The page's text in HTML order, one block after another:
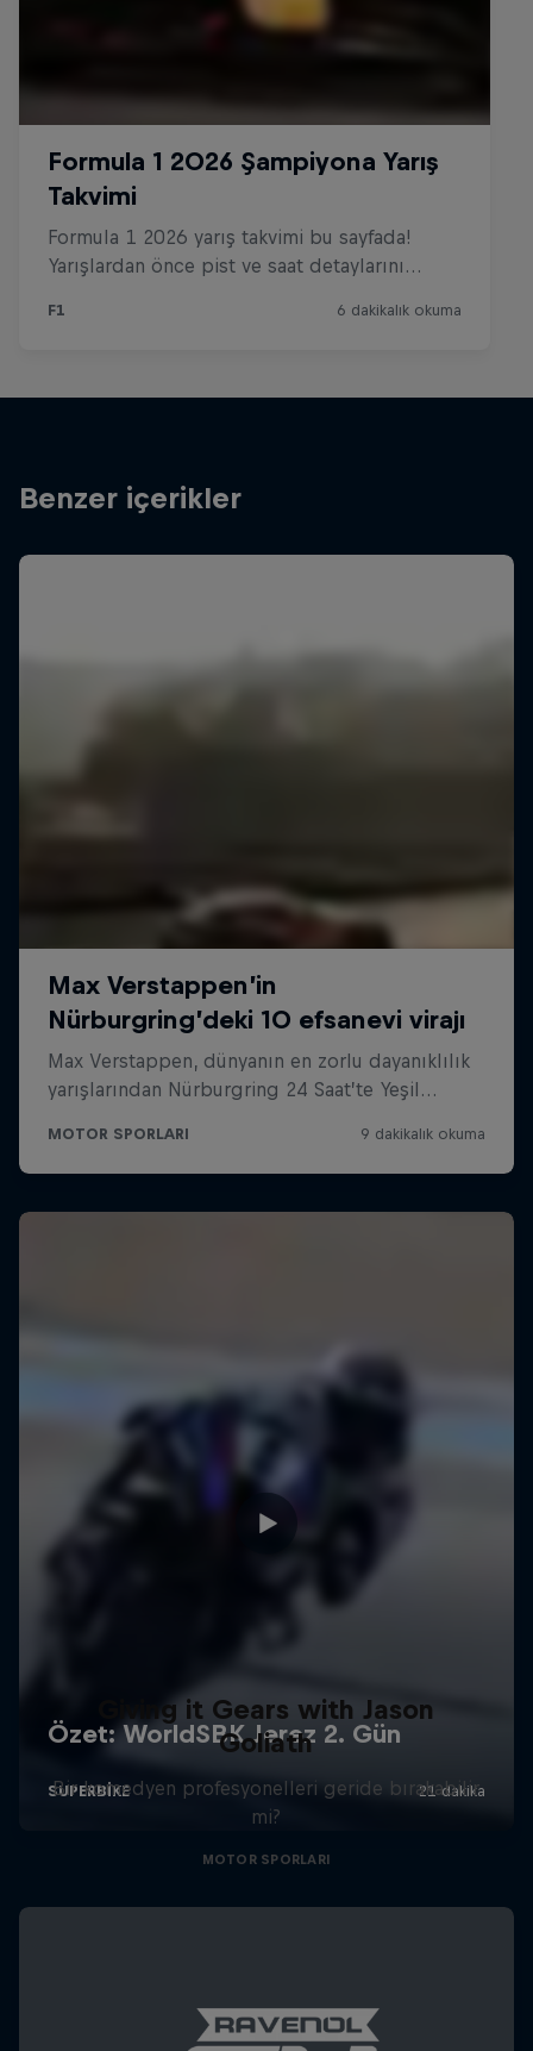
Benzer içerikler
Giving it Gears with Jason
Goliath
Bir komedyen profesyonelleri geride bırakabilir
mi?
MOTOR SPORLARI